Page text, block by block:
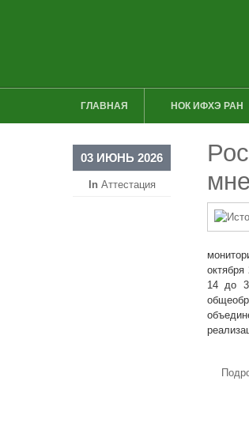
ГЛАВНАЯ НОК ИФХЭ РАН
03 ИЮНЬ 2026
In Аттестация
14 до